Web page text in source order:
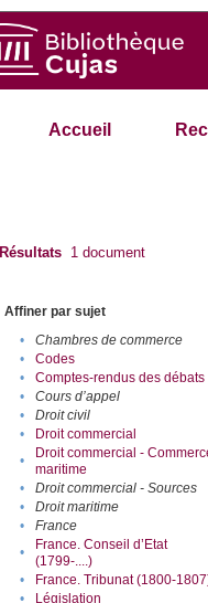
Accueil
Résultats 1 document
Affiner par sujet
•
Chambres de commerce
•
Codes
•
Comptes-rendus des débats
•
Cours d’appel
•
Droit civil
•
Droit commercial
•
Droit commercial -
maritime
• Droit commercial - Sources
•
Droit maritime
•
France
•
France. Conseil d’Etat
(1799-....)
• France. Tribunat (1800-
•
Législation